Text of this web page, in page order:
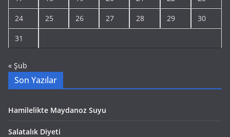
24 25 26 27 28 29 30
31
« Şub
Son Yazılar
Hamilelikte Maydanoz Suyu
Salatalık Diyeti